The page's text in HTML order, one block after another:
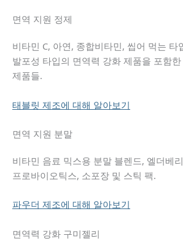
면역 지원 정제
비타민 C, 아연, 종합비타민, 씹어 먹는 타
발포성 타입의 면역력 강화 제품을 포함
제품들.
태블릿 제조에 대해 알아보기
면역 지원 분말
비타민 음료 믹스용 분말 블렌드, 엘더베
프로바이오틱스, 소포장 및 스틱 팩.
파우더 제조에 대해 알아보기
면역력 강화 구미젤리